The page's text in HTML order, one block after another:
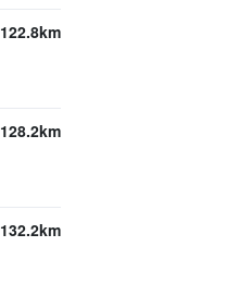
122.8km
128.2km
132.2km